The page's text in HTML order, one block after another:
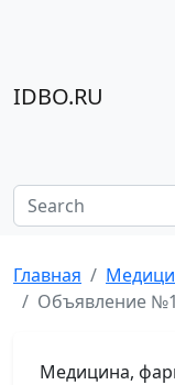
IDBO.RU
Главная
Объявление
Медицина,